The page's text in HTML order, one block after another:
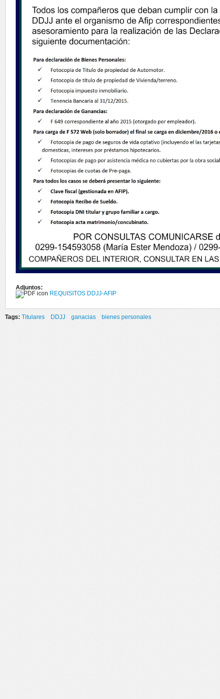
Adjuntos:
REQUISITOS DDJJ-AFIP
Tags: Titulares DDJJ ganacias bienes personales